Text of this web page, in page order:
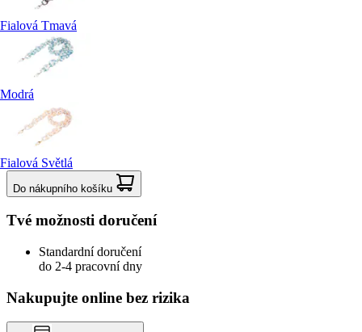
Fialová Tmavá
Modrá
Fialová Světlá
Do nákupního košíku
Tvé možnosti doručení
Standardní doručení
do 2-4 pracovní dny
Nakupujte online bez rizika